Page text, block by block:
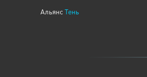
Альянс Тень